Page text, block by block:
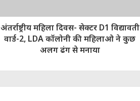
अंतर्राष्ट्रीय महिला दिवस- सेक्टर D1 विद्यावती
वार्ड-2, LDA कॉलोनी की महिलाओ ने कुछ
अलग ढंग से मनाया